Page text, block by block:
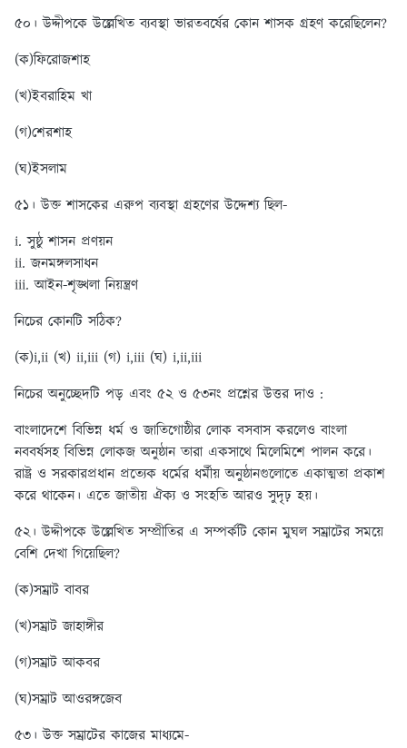
৫০। উদ্দীপকে উল্লেখিত ব্যবস্থা ভারতবর্ষের কোন শাসক গ্রহণ করেছিলেন?
(ক)ফিরোজশাহ
(খ)ইবরাহিম খা
(গ)শেরশাহ
(ঘ)ইসলাম
৫১। উক্ত শাসকের এরুপ ব্যবস্থা গ্রহণের উদ্দেশ্য ছিল-
i. সুষ্ঠু শাসন প্রণয়ন
ii. জনমঙ্গলসাধন
iii. আইন-শৃঙ্খলা নিয়ন্ত্রণ
নিচের কোনটি সঠিক?
(ক)i,ii (খ) ii,iii (গ) i,iii (ঘ) i,ii,iii
নিচের অনুচ্ছেদটি পড় এবং ৫২ ও ৫৩নং প্রশ্নের উত্তর দাও :
বাংলাদেশে বিভিন্ন ধর্ম ও জাতিগোষ্ঠীর লোক বসবাস করলেও বাংলা
নববর্ষসহ বিভিন্ন লোকজ অনুষ্ঠান তারা একসাথে মিলেমিশে পালন করে।
রাষ্ট্র ও সরকারপ্রধান প্রত্যেক ধর্মের ধর্মীয় অনুষ্ঠানগুলোতে একাত্মতা প্রকাশ
করে থাকেন। এতে জাতীয় ঐক্য ও সংহতি আরও সুদৃঢ় হয়।
৫২। উদ্দীপকে উল্লেখিত সম্প্রীতির এ সম্পর্কটি কোন মুঘল সম্রাটের সময়ে
বেশি দেখা গিয়েছিল?
(ক)সম্রাট বাবর
(খ)সম্রাট জাহাঙ্গীর
(গ)সম্রাট আকবর
(ঘ)সম্রাট আওরঙ্গজেব
৫৩। উক্ত সম্রাটের কাজের মাধ্যমে-